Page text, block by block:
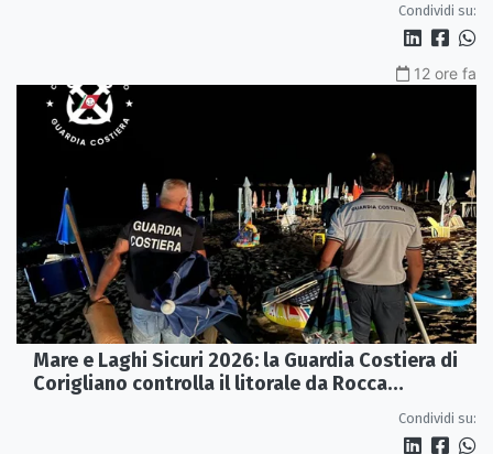
Condividi su:
12 ore fa
Mare e Laghi Sicuri 2026: la Guardia Costiera di
Corigliano controlla il litorale da Rocca
Condividi su: